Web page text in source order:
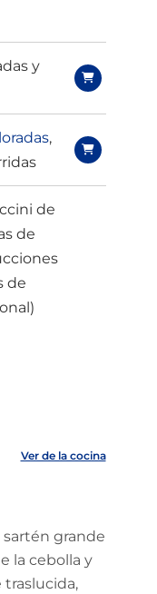
y
,
de
de
de
Ver de la cocina
grande
la cebolla y